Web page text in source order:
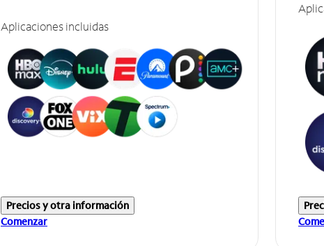
Aplicaciones incluidas
Precios y otra información
Comenzar